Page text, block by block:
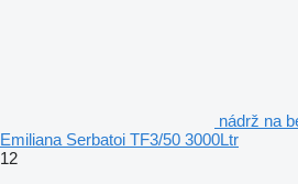
nádrž na
Emiliana Serbatoi TF3/50 3000Ltr
12